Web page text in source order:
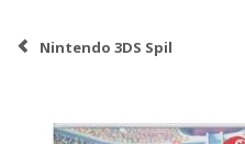
Nintendo 3DS Spil